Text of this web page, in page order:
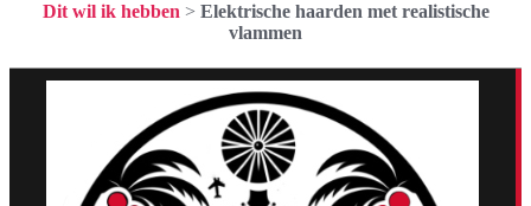
Dit wil ik hebben > Elektrische haarden met realistische
vlammen